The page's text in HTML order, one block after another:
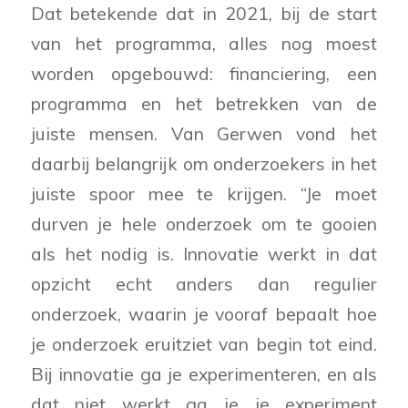
Dat betekende dat in 2021, bij de start
van het programma, alles nog moest
worden opgebouwd: financiering, een
programma en het betrekken van de
juiste mensen. Van Gerwen vond het
daarbij belangrijk om onderzoekers in het
juiste spoor mee te krijgen. “Je moet
durven je hele onderzoek om te gooien
als het nodig is. Innovatie werkt in dat
opzicht echt anders dan regulier
onderzoek, waarin je vooraf bepaalt hoe
je onderzoek eruitziet van begin tot eind.
Bij innovatie ga je experimenteren, en als